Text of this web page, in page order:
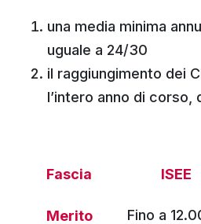
una media minima
uguale a 24/30
il raggiungimento dei
l’intero anno di corso,
Fascia ISEE
Merito
Fino a